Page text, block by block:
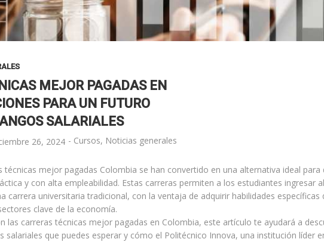
MEJOR PAGADAS EN
PARA UN FUTURO
SALARIALES
26, 2024 - Cursos, Noticias generales
técnicas mejor pagadas Colombia se han convertido en una alternativa ideal para
y con alta empleabilidad. Estas carreras permiten a los estudiantes ingresar
carrera universitaria tradicional, con la ventaja de adquirir habilidades específicas
clave de la economía.
las carreras técnicas mejor pagadas en Colombia, este artículo te ayudará a
salariales que puedes esperar y cómo el Politécnico Innova, una institución líder